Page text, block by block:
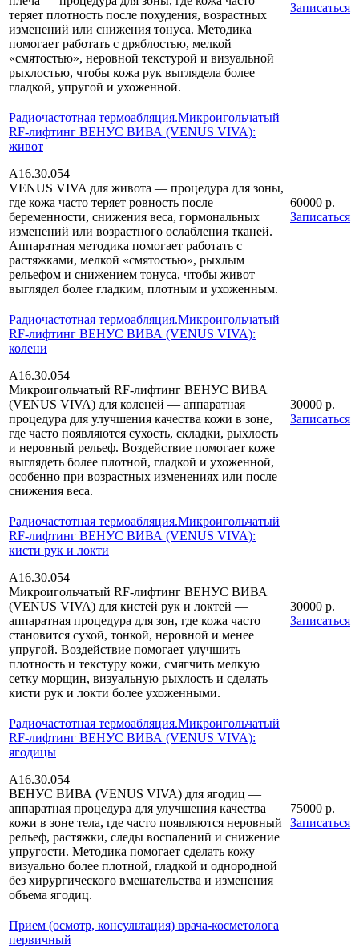
теряет плотность после похудения, возрастных
изменений или снижения тонуса. Методика
помогает работать с дряблостью, мелкой
«смятостью», неровной текстурой и визуальной
рыхлостью, чтобы кожа рук выглядела более
гладкой, упругой и ухоженной.
Записаться
Радиочастотная термоабляция.Микроигольчатый
RF-лифтинг ВЕНУС ВИВА (VENUS VIVA):
живот
А16.30.054
VENUS VIVA для живота — процедура для зоны,
где кожа часто теряет ровность после
беременности, снижения веса, гормональных
изменений или возрастного ослабления тканей.
Аппаратная методика помогает работать с
растяжками, мелкой «смятостью», рыхлым
рельефом и снижением тонуса, чтобы живот
выглядел более гладким, плотным и ухоженным.
60000 р.
Записаться
Радиочастотная термоабляция.Микроигольчатый
RF-лифтинг ВЕНУС ВИВА (VENUS VIVA):
колени
А16.30.054
Микроигольчатый RF-лифтинг ВЕНУС ВИВА
(VENUS VIVA) для коленей — аппаратная
процедура для улучшения качества кожи в зоне,
где часто появляются сухость, складки, рыхлость
и неровный рельеф. Воздействие помогает коже
выглядеть более плотной, гладкой и ухоженной,
особенно при возрастных изменениях или после
снижения веса.
30000 р.
Записаться
Радиочастотная термоабляция.Микроигольчатый
RF-лифтинг ВЕНУС ВИВА (VENUS VIVA):
кисти рук и локти
А16.30.054
Микроигольчатый RF-лифтинг ВЕНУС ВИВА
(VENUS VIVA) для кистей рук и локтей —
аппаратная процедура для зон, где кожа часто
становится сухой, тонкой, неровной и менее
упругой. Воздействие помогает улучшить
плотность и текстуру кожи, смягчить мелкую
сетку морщин, визуальную рыхлость и сделать
кисти рук и локти более ухоженными.
30000 р.
Записаться
Радиочастотная термоабляция.Микроигольчатый
RF-лифтинг ВЕНУС ВИВА (VENUS VIVA):
ягодицы
А16.30.054
ВЕНУС ВИВА (VENUS VIVA) для ягодиц —
аппаратная процедура для улучшения качества
кожи в зоне тела, где часто появляются неровный
рельеф, растяжки, следы воспалений и снижение
упругости. Методика помогает сделать кожу
визуально более плотной, гладкой и однородной
без хирургического вмешательства и изменения
объема ягодиц.
75000 р.
Записаться
Прием (осмотр, консультация) врача-косметолога
первичный